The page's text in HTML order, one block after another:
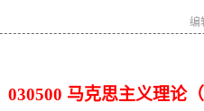
编
030500 马克思主义理论